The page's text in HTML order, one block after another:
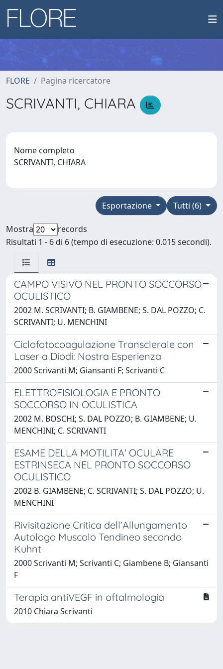
FLORE Pagina ricercatore
SCRIVANTI, CHIARA
Nome completo
SCRIVANTI, CHIARA
Tutti (6)
Esportazione
Mostra
records
Risultati 1 - 6 di 6 (tempo di esecuzione: 0.015 secondi).
CAMPO VISIVO NEL PRONTO SOCCORSO
OCULISTICO
2002 M. SCRIVANTI; B. GIAMBENE; S. DAL POZZO; C.
SCRIVANTI; U. MENCHINI
Ciclofotocoagulazione Transclerale con
Laser a Diodi: Nostra Esperienza
2000 Scrivanti M; Giansanti F; Scrivanti C
ELETTROFISIOLOGIA E PRONTO
SOCCORSO IN OCULISTICA
2002 M. BOSCHI; S. DAL POZZO; B. GIAMBENE; U.
MENCHINI; C. SCRIVANTI
ESAME DELLA MOTILITA' OCULARE
ESTRINSECA NEL PRONTO SOCCORSO
OCULISTICO
2002 B. GIAMBENE; C. SCRIVANTI; S. DAL POZZO; U.
MENCHINI
Rivisitazione Critica dell’Allungamento
Autologo Muscolo Tendineo secondo
Kuhnt
2000 Scrivanti M; Scrivanti C; Giambene B; Giansanti
F
Terapia antiVEGF in oftalmologia
2010 Chiara Scrivanti